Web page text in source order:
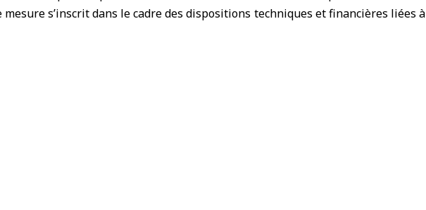
s’inscrit dans le cadre des dispositions techniques et financières liées à